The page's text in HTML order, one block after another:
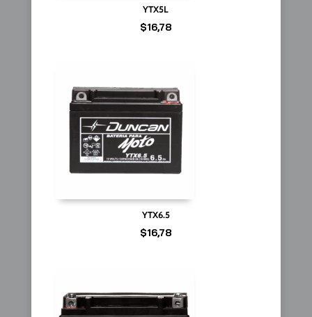
YTX5L
$16,78
YTX6.5
$16,78